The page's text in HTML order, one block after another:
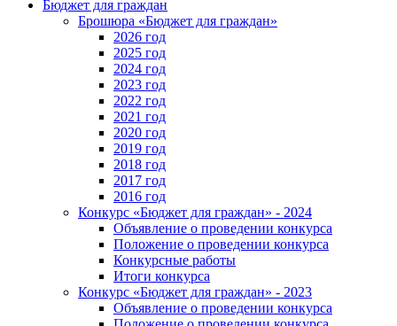
Бюджет для граждан
Брошюра «Бюджет для граждан»
2026 год
2025 год
2024 год
2023 год
2022 год
2021 год
2020 год
2019 год
2018 год
2017 год
2016 год
Конкурс «Бюджет для граждан» - 2024
Объявление о проведении конкурса
Положение о проведении конкурса
Конкурсные работы
Итоги конкурса
Конкурс «Бюджет для граждан» - 2023
Объявление о проведении конкурса